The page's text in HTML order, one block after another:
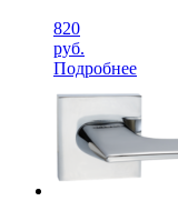
820
руб.
Подробнее